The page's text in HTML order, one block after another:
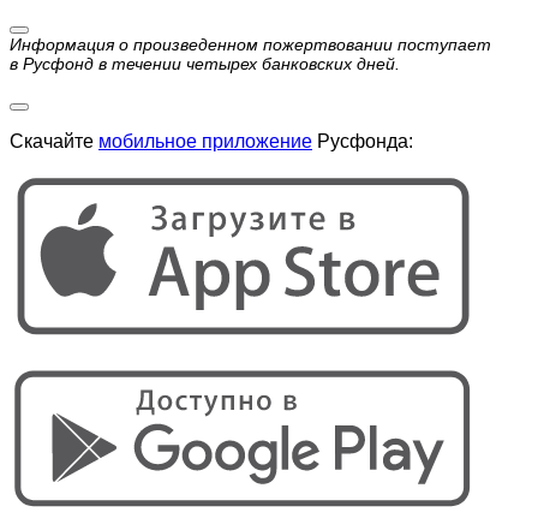
Информация о произведенном пожертвовании поступает
в Русфонд в течении четырех банковских дней.
Скачайте мобильное приложение Русфонда: